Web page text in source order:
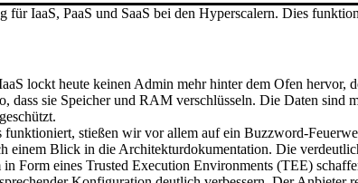
IaaS, PaaS und SaaS bei den Hyperscalern. Dies
lockt heute keinen Admin mehr hinter dem Ofen hervor,
dass sie Speicher und RAM verschlüsseln. Die Daten
stießen wir vor allem auf ein Buzzword-
einem Blick in die Architekturdokumentation. Die
Form eines Trusted Execution Environments (TEE)